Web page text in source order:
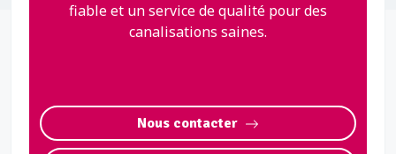
fiable et un service de qualité pour des
canalisations saines.
Nous contacter